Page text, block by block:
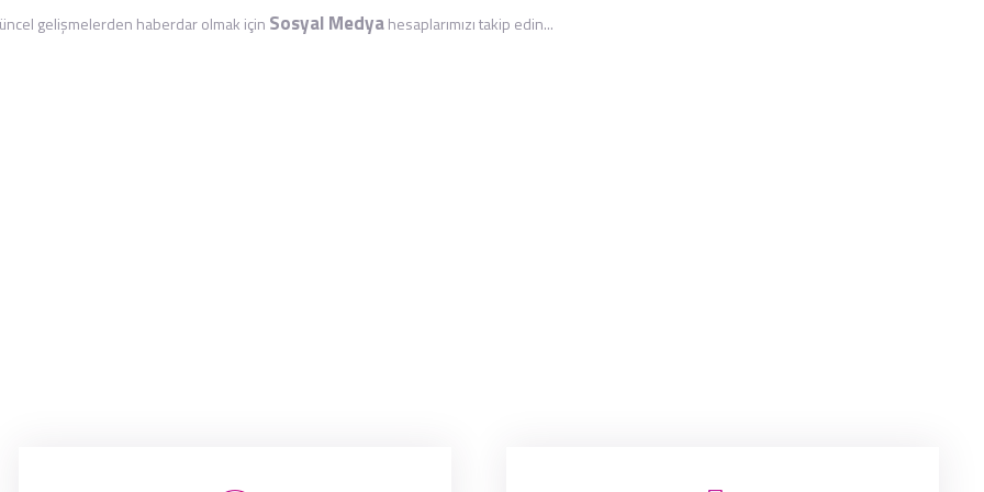
gelişmelerden haberdar olmak için Sosyal Medyahesaplarımızı takip edin...